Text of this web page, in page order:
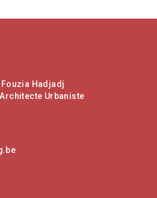
Fouzia Hadjadj
Architecte Urbaniste